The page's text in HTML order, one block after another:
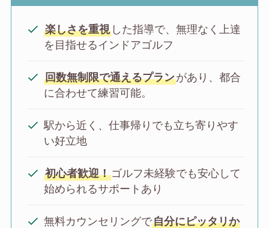
楽しさを重視した指導で、無理なく上達
を目指せるインドアゴルフ
回数無制限で通えるプランがあり、都合
に合わせて練習可能。
駅から近く、仕事帰りでも立ち寄りやす
い好立地
初心者歓迎！ゴルフ未経験でも安心して
始められるサポートあり
無料カウンセリングで自分にピッタリか